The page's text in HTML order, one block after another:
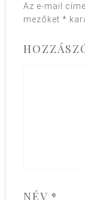
Az e-mail
mezőket *
NÉV *